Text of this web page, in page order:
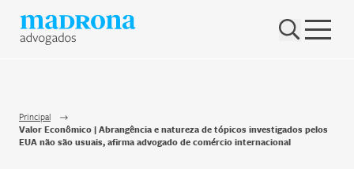
Nenhum resultado encontrado
Hub Madrona
Contato
Principal
Valor Econômico | Abrangência e natureza de tópicos investigados pelos
EUA não são usuais, afirma advogado de comércio internacional